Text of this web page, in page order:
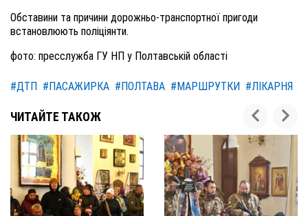
Обставини та причини дорожньо-транспортної пригоди
встановлюють поліціянти.
фото: пресслужба ГУ НП у Полтавській області
#ДТП #ПАСАЖИРКА #ПОЛТАВА #МАРШРУТКИ #ЛІКАРНЯ
ЧИТАЙТЕ ТАКОЖ